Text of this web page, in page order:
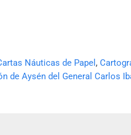
Náuticas de Papel ,
de Aysén del General Carlos